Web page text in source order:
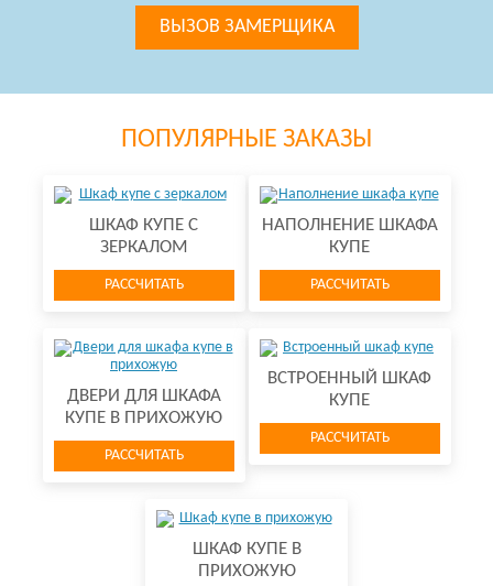
ВЫЗОВ ЗАМЕРЩИКА
ПОПУЛЯРНЫЕ ЗАКАЗЫ
ШКАФ КУПЕ С
ЗЕРКАЛОМ
РАССЧИТАТЬ
НАПОЛНЕНИЕ ШКАФА
КУПЕ
РАССЧИТАТЬ
ДВЕРИ ДЛЯ ШКАФА
КУПЕ В ПРИХОЖУЮ
РАССЧИТАТЬ
ВСТРОЕННЫЙ ШКАФ
КУПЕ
РАССЧИТАТЬ
ШКАФ КУПЕ В
ПРИХОЖУЮ